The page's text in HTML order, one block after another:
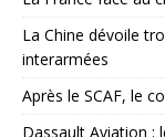
La Chine dévoile
interarmées
Après le SCAF, le
Dassault Aviation :